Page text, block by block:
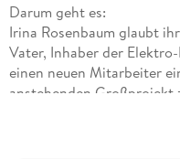
Darum geht es:
Irina Rosenbaum glaubt
Vater, Inhaber der
einen neuen Mitarbeiter
anstehenden Großprojekt